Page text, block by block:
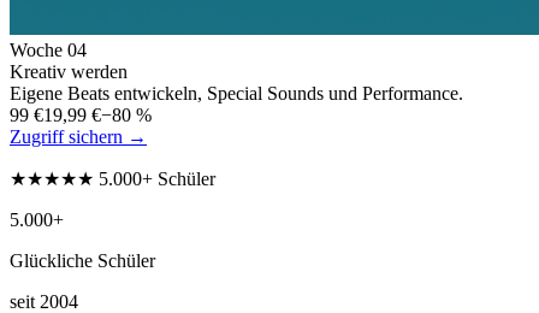
Woche 04
Kreativ werden
Eigene Beats entwickeln, Special Sounds und Performance.
99 €19,99 €−80 %
Zugriff sichern →
★★★★★ 5.000+ Schüler
5.000+
Glückliche Schüler
seit 2004